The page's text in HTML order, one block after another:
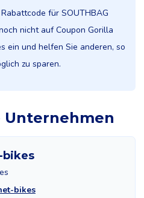
für SOUTHBAG
nicht auf Coupon Gorilla
ein und helfen Sie anderen, so
zu sparen.
Unternehmen
bikes
bikes